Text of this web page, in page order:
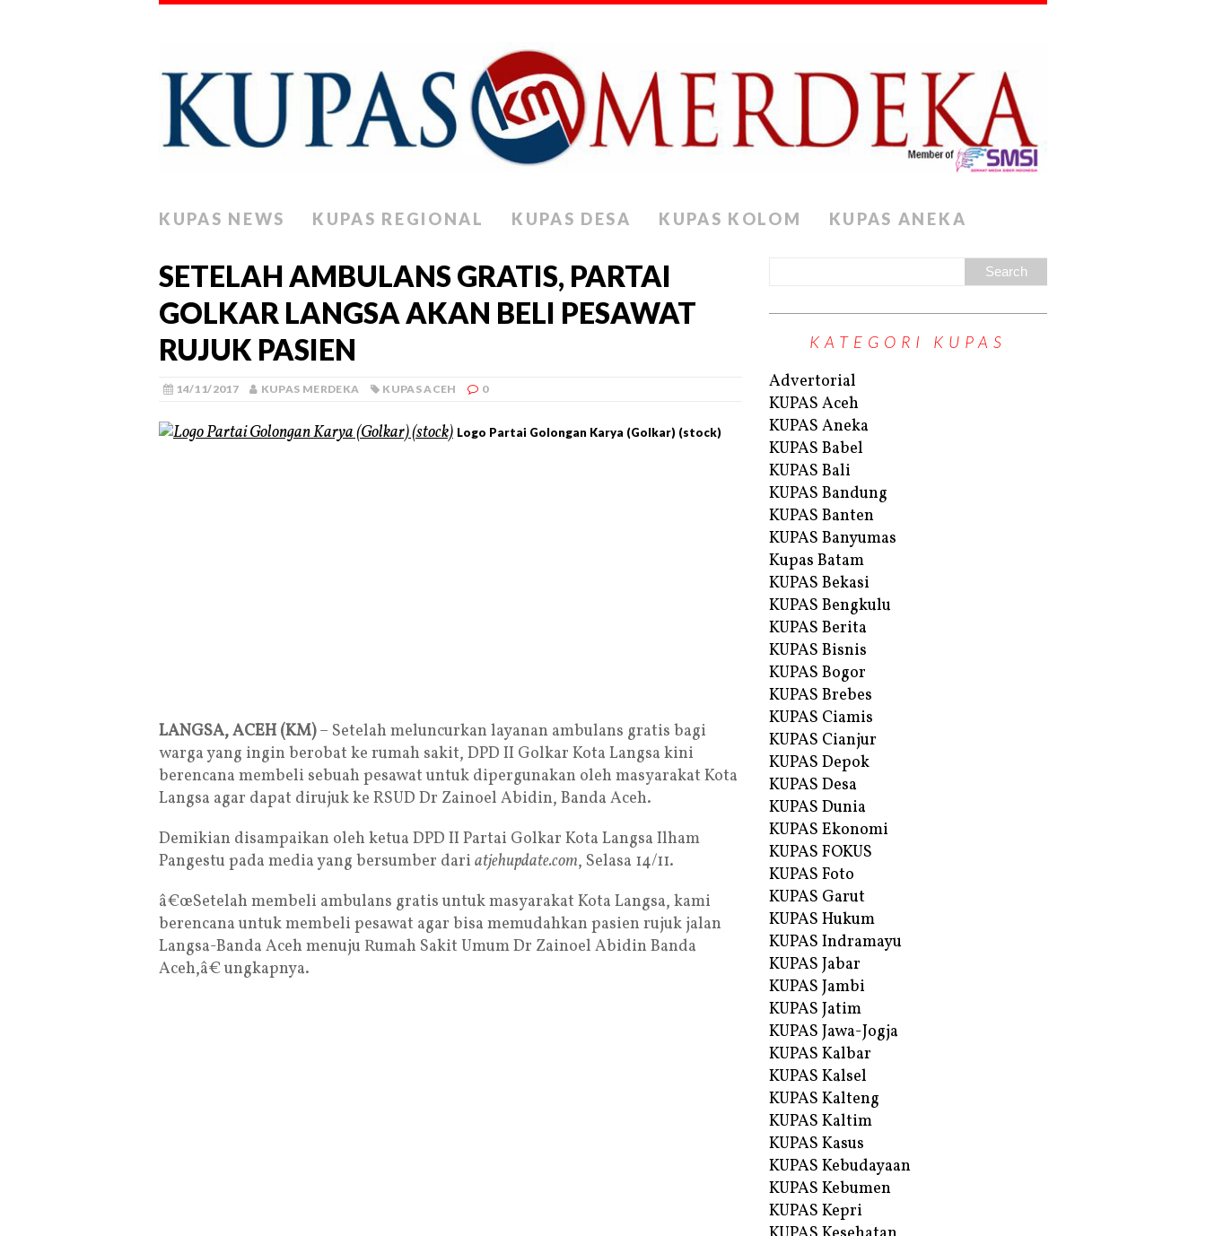
KUPAS NEWS KUPAS REGIONAL KUPAS DESA KUPAS KOLOM KUPAS ANEKA
SETELAH AMBULANS GRATIS, PARTAI
GOLKAR LANGSA AKAN BELI PESAWAT
RUJUK PASIEN
14/11/2017 KUPAS MERDEKA KUPAS ACEH 0
Logo Partai Golongan Karya (Golkar) (stock)
LANGSA, ACEH (KM)– Setelah meluncurkan layanan ambulans gratis bagi
warga yang ingin berobat ke rumah sakit, DPD II Golkar Kota Langsa kini
berencana membeli sebuah pesawat untuk dipergunakan oleh masyarakat Kota
Langsa agar dapat dirujuk ke RSUD Dr Zainoel Abidin, Banda Aceh.
Demikian disampaikan oleh ketua DPD II Partai Golkar Kota Langsa Ilham
Pangestu pada media yang bersumber dari atjehupdate.com, Selasa 14/11.
â€œSetelah membeli ambulans gratis untuk masyarakat Kota Langsa, kami
berencana untuk membeli pesawat agar bisa memudahkan pasien rujuk jalan
Langsa-Banda Aceh menuju Rumah Sakit Umum Dr Zainoel Abidin Banda
Aceh,â€ ungkapnya.
KATEGORI KUPAS
Advertorial
KUPAS Aceh
KUPAS Aneka
KUPAS Babel
KUPAS Bali
KUPAS Bandung
KUPAS Banten
KUPAS Banyumas
Kupas Batam
KUPAS Bekasi
KUPAS Bengkulu
KUPAS Berita
KUPAS Bisnis
KUPAS Bogor
KUPAS Brebes
KUPAS Ciamis
KUPAS Cianjur
KUPAS Depok
KUPAS Desa
KUPAS Dunia
KUPAS Ekonomi
KUPAS FOKUS
KUPAS Foto
KUPAS Garut
KUPAS Hukum
KUPAS Indramayu
KUPAS Jabar
KUPAS Jambi
KUPAS Jatim
KUPAS Jawa-Jogja
KUPAS Kalbar
KUPAS Kalsel
KUPAS Kalteng
KUPAS Kaltim
KUPAS Kasus
KUPAS Kebudayaan
KUPAS Kebumen
KUPAS Kepri